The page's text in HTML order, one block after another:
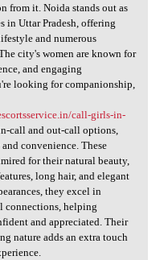
Blog
from it. Noida stands out as
in Uttar Pradesh, offering
and numerous
city's women are known for
and engaging
looking for companionship,
call-girls-in-
call and out-call options,
convenience. These
for their natural beauty,
long hair, and elegant
they excel in
connections, helping
and appreciated. Their
nature adds an extra touch